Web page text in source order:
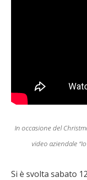
In occasione del
video aziendale
Si è svolta sabato